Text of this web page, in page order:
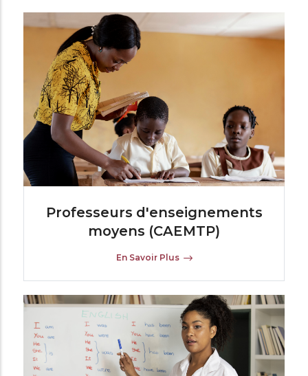
Professeurs d'enseignements
moyens (CAEMTP)
En Savoir Plus